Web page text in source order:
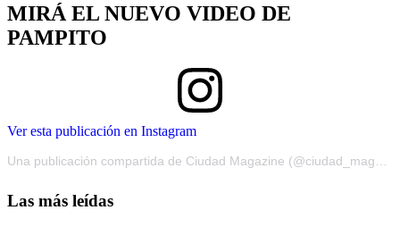
MIRÁ EL NUEVO VIDEO DE
PAMPITO
Ver esta publicación en Instagram
Las más leídas